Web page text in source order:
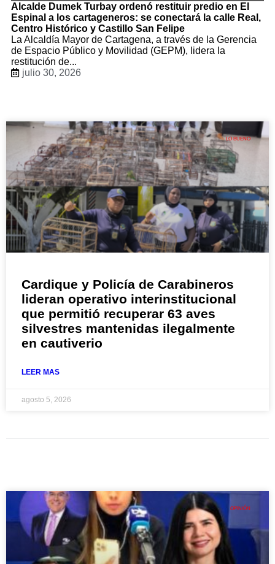
Alcalde Dumek Turbay ordenó restituir predio en El
Espinal a los cartageneros: se conectará la calle Real,
Centro Histórico y Castillo San Felipe
La Alcaldía Mayor de Cartagena, a través de la Gerencia
de Espacio Público y Movilidad (GEPM), lidera la
restitución de...
julio 30, 2026
LO BUENO
Cardique y Policía de Carabineros
lideran operativo interinstitucional
que permitió recuperar 63 aves
silvestres mantenidas ilegalmente
en cautiverio
LEER MAS
agosto 5, 2026
OPINIÓN